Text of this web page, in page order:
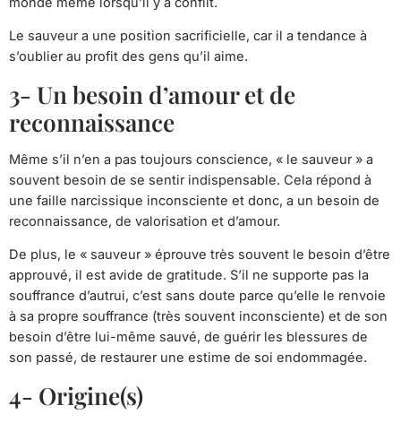
Le sauveur a une position sacrificielle, car il a tendance à
s’oublier au profit des gens qu’il aime.
3- Un besoin d’amour et de
reconnaissance
Même s’il n’en a pas toujours conscience, « le sauveur » a
souvent besoin de se sentir indispensable. Cela répond à
une faille narcissique inconsciente et donc, a un besoin de
reconnaissance, de valorisation et d’amour.
De plus, le « sauveur » éprouve très souvent le besoin d’être
approuvé, il est avide de gratitude. S’il ne supporte pas la
souffrance d’autrui, c’est sans doute parce qu’elle le renvoie
à sa propre souffrance (très souvent inconsciente) et de son
besoin d’être lui-même sauvé, de guérir les blessures de
son passé, de restaurer une estime de soi endommagée.
4- Origine(s)